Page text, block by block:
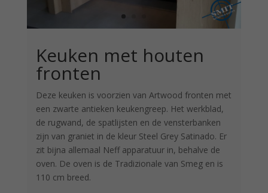
Keuken met houten
fronten
Deze keuken is voorzien van Artwood fronten met
een zwarte antieken keukengreep. Het werkblad,
de rugwand, de spatlijsten en de vensterbanken
zijn van graniet in de kleur Steel Grey Satinado. Er
zit bijna allemaal Neff apparatuur in, behalve de
oven. De oven is de Tradizionale van Smeg en is
110 cm breed.